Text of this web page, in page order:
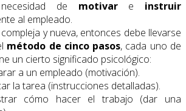
de motivare instruir
al empleado.
y nueva, entonces debe llevarse
método de cinco pasos, cada uno de
un cierto significado psicológico:
a un empleado (motivación).
la tarea (instrucciones detalladas).
cómo hacer el trabajo (dar una